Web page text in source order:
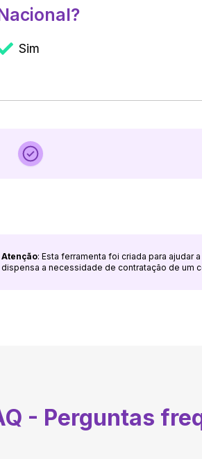
Sim
Atenção: Esta ferramenta foi criada para ajudar
dispensa a necessidade de contratação de um
- Perguntas